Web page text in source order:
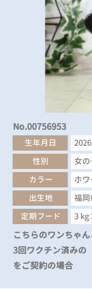
No.00756953
生年月日
性別
女の
カラー
ホ
出生地
福
定期フード
3 kg
こちらのワンちゃん
3回ワクチン済みの
をご契約の場合